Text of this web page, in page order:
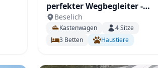
perfekter Wegbegleiter -
maximaler Komfort V 630 J X-
Edition
Beselich
Kastenwagen 4 Sitze
3 Betten Haustiere